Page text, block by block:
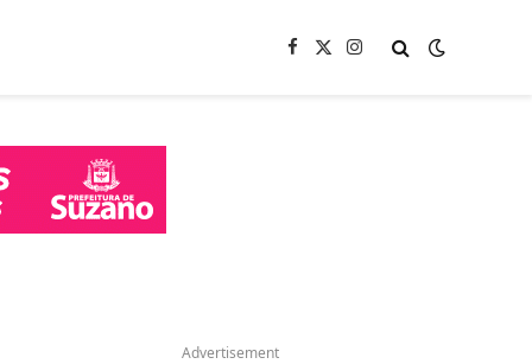
Facebook
X
Instagram
Advertisement